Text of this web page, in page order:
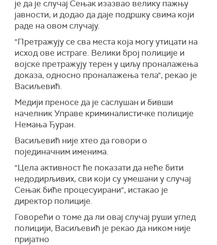
је да је случај Сењак изазвао велику пажњу
јавности, и додао да даје подршку свима који
раде на овом случају.
"Претражују се сва места која могу утицати на
исход ове истраге. Велики број полиције и
војске претражују терен у циљу проналажења
доказа, односно проналажења тела", рекао је
Васиљевић.
Медији преносе да је саслушан и бивши
начелник Управе криминалистичке полиције
Немања Ђуран.
Васиљевић није хтео да говори о
појединачним именима.
"Цела активност ће показати да неће бити
недодирљивих, сви који су умешани у случај
Сењак биће процесуирани", истакао је
директор полиције.
Говорећи о томе да ли овај случај руши углед
полицији, Васиљевић је рекао да ником није
пријатно